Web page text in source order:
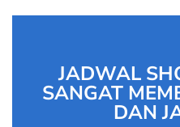
JADWAL
SANGAT
DAN